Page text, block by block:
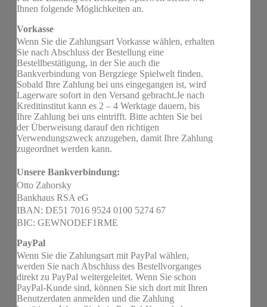
Ihnen folgende Möglichkeiten an.
Vorkasse
Wenn Sie die Zahlungsart Vorkasse wählen, erhalten
Sie nach Abschluss der Bestellung eine
Bestellbestätigung, in der Sie auch die
Bankverbindung von Bergziege Spielwelt finden.
Sobald Ihre Zahlung bei uns eingegangen ist, wird
Lagerware sofort in den Versand gebracht.Je nach
Kreditinstitut kann es 2 – 4 Werktage dauern, bis
Ihre Zahlung bei uns eintrifft. Bitte achten Sie bei
der Überweisung darauf den richtigen
Verwendungszweck anzugeben, damit Ihre Zahlung
zugeordnet werden kann.
Unsere Bankverbindung:
Otto Zahorsky
Bankhaus RSA eG
IBAN: DE51 7016 9524 0100 5274 67
BIC: GEWNODEF1RME
PayPal
Wenn Sie die Zahlungsart mit PayPal wählen,
werden Sie nach Abschluss des Bestellvorganges
direkt zu PayPal weitergeleitet. Wenn Sie schon
PayPal-Kunde sind, können Sie sich dort mit Ihren
Benutzerdaten anmelden und die Zahlung